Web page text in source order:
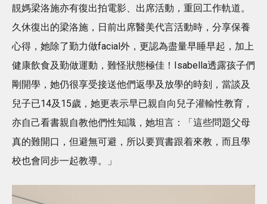
靚媽梁洛施亦有復出拍電影、出席活動，重回工作軌道。
久休復出的梁洛施，日前出席醫美代言活動時，分享保養
心得，她除了勤力做facial外，更認為盡量早睡早起，加上
健康飲食及勤做運動，難怪狀態極佳！Isabella透露孩子們
剛開學，她仍很享受接送他們返學及放學的時刻，當談及
兒子已14及15歲，她更表示早已親自向兒子灌輸性教育，
亦自己看書親自教他們性知識，她坦言：「這些問題父母
真的難開口，但避無可避，所以要買書跟着來教，而且學
校也會同步一起教導。」